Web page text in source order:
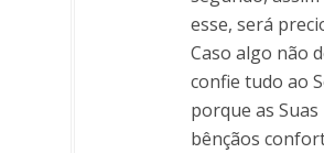
esse, será
Caso algo não
confie tudo ao
porque as Suas
bênçãos